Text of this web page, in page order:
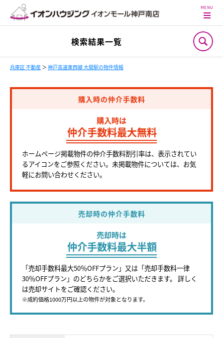
検索結果一覧
兵庫区 不動産 ＞ 神戸高速東西線 大開駅の物件情報
購入時の仲介手数料
購入時は
仲介手数料最大無料
ホームページ掲載物件の仲介手数料割引率は、表示されてい
るアイコンをご参照ください。未掲載物件については、お気
軽にお問い合わせください。
売却時の仲介手数料
売却時は
仲介手数料最大半額
「売却手数料最大50％OFFプラン」又は「売却手数料一律
30％OFFプラン」のどちらかをご選択いただきます。 詳しく
は売却サイトをご確認ください。
※成約価格1000万円以上の物件が対象となります。